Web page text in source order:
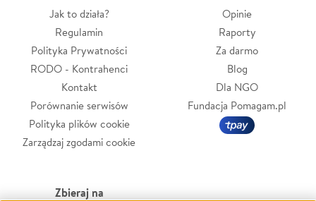
Jak to działa?
Regulamin
Polityka Prywatności
RODO - Kontrahenci
Kontakt
Porównanie serwisów
Polityka plików cookie
Zarządzaj zgodami cookie
Opinie
Raporty
Za darmo
Blog
Dla NGO
Fundacja Pomagam.pl
Zbieraj na